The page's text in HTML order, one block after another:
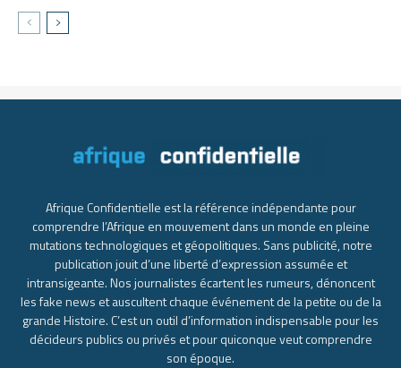
Afrique Confidentielle est la référence indépendante pour
comprendre l’Afrique en mouvement dans un monde en pleine
mutations technologiques et géopolitiques. Sans publicité, notre
publication jouit d’une liberté d’expression assumée et
intransigeante. Nos journalistes écartent les rumeurs, dénoncent
les fake news et auscultent chaque événement de la petite ou de la
grande Histoire. C’est un outil d’information indispensable pour les
décideurs publics ou privés et pour quiconque veut comprendre
son époque.